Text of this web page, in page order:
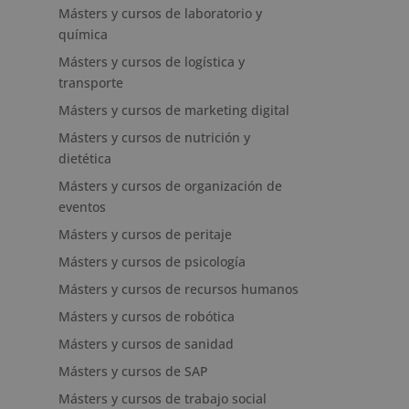
Másters y cursos de laboratorio y
química
Másters y cursos de logística y
transporte
Másters y cursos de marketing digital
Másters y cursos de nutrición y
dietética
Másters y cursos de organización de
eventos
Másters y cursos de peritaje
Másters y cursos de psicología
Másters y cursos de recursos humanos
Másters y cursos de robótica
Másters y cursos de sanidad
Másters y cursos de SAP
Másters y cursos de trabajo social